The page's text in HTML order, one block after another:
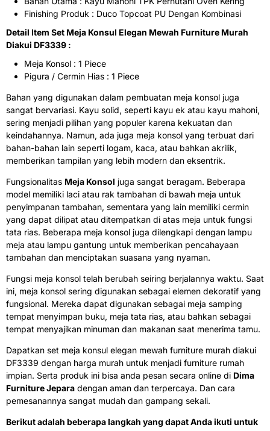
Finishing Produk : Duco Topcoat PU Dengan Kombinasi
Detail Item Set Meja Konsul Elegan Mewah Furniture Murah
Diakui DF3339 :
Meja Konsol : 1 Piece
Pigura / Cermin Hias : 1 Piece
Bahan yang digunakan dalam pembuatan meja konsol juga
sangat bervariasi. Kayu solid, seperti kayu ek atau kayu mahoni,
sering menjadi pilihan yang populer karena kekuatan dan
keindahannya. Namun, ada juga meja konsol yang terbuat dari
bahan-bahan lain seperti logam, kaca, atau bahkan akrilik,
memberikan tampilan yang lebih modern dan eksentrik.
Fungsionalitas Meja Konsol juga sangat beragam. Beberapa
model memiliki laci atau rak tambahan di bawah meja untuk
penyimpanan tambahan, sementara yang lain memiliki cermin
yang dapat dilipat atau ditempatkan di atas meja untuk fungsi
tata rias. Beberapa meja konsol juga dilengkapi dengan lampu
meja atau lampu gantung untuk memberikan pencahayaan
tambahan dan menciptakan suasana yang nyaman.
Fungsi meja konsol telah berubah seiring berjalannya waktu. Saat
ini, meja konsol sering digunakan sebagai elemen dekoratif yang
fungsional. Mereka dapat digunakan sebagai meja samping
tempat menyimpan buku, meja tata rias, atau bahkan sebagai
tempat menyajikan minuman dan makanan saat menerima tamu.
Dapatkan set meja konsul elegan mewah furniture murah diakui
DF3339 dengan harga murah untuk menjadi furniture rumah
impian. Serta produk ini bisa anda pesan secara online di Dima
Furniture Jepara dengan aman dan terpercaya. Dan cara
pemesanannya sangat mudah dan gampang sekali.
Berikut adalah beberapa langkah yang dapat Anda ikuti untuk